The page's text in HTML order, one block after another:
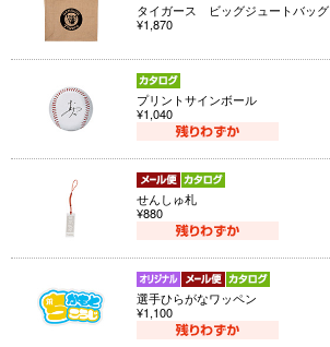
タイガース ビッグジュートバッグ
¥1,870
プリントサインボール
¥1,040
せんしゅ札
¥880
選手ひらがなワッペン
¥1,100